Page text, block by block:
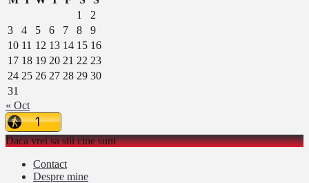
1
2
3
4 5 6 7 8
9
10 11 12 13 14 15 16
17 18 19 20 21 22 23
24 25 26 27 28 29 30
31
« Oct
Daca vrei sa stii cine sunt
Contact
Despre mine